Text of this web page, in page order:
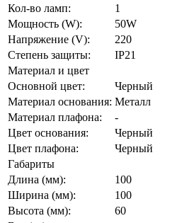
Кол-во ламп:
1
Мощность (W):
50W
Напряжение (V):
220
Степень защиты:
IP21
Материал и цвет
Основной цвет:
Черный
Материал основания: Металл
Материал плафона:
-
Цвет основания:
Черный
Цвет плафона:
Черный
Габариты
Длина (мм):
100
Ширина (мм):
100
Высота (мм):
60